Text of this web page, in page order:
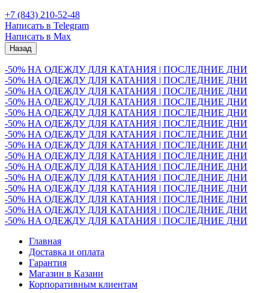
+7 (843) 210-52-48
Написать в Telegram
Написать в Max
Назад
-50% НА ОДЕЖДУ ДЛЯ КАТАНИЯ | ПОСЛЕДНИЕ ДНИ
-50% НА ОДЕЖДУ ДЛЯ КАТАНИЯ | ПОСЛЕДНИЕ ДНИ
-50% НА ОДЕЖДУ ДЛЯ КАТАНИЯ | ПОСЛЕДНИЕ ДНИ
-50% НА ОДЕЖДУ ДЛЯ КАТАНИЯ | ПОСЛЕДНИЕ ДНИ
-50% НА ОДЕЖДУ ДЛЯ КАТАНИЯ | ПОСЛЕДНИЕ ДНИ
-50% НА ОДЕЖДУ ДЛЯ КАТАНИЯ | ПОСЛЕДНИЕ ДНИ
-50% НА ОДЕЖДУ ДЛЯ КАТАНИЯ | ПОСЛЕДНИЕ ДНИ
-50% НА ОДЕЖДУ ДЛЯ КАТАНИЯ | ПОСЛЕДНИЕ ДНИ
-50% НА ОДЕЖДУ ДЛЯ КАТАНИЯ | ПОСЛЕДНИЕ ДНИ
-50% НА ОДЕЖДУ ДЛЯ КАТАНИЯ | ПОСЛЕДНИЕ ДНИ
-50% НА ОДЕЖДУ ДЛЯ КАТАНИЯ | ПОСЛЕДНИЕ ДНИ
-50% НА ОДЕЖДУ ДЛЯ КАТАНИЯ | ПОСЛЕДНИЕ ДНИ
-50% НА ОДЕЖДУ ДЛЯ КАТАНИЯ | ПОСЛЕДНИЕ ДНИ
-50% НА ОДЕЖДУ ДЛЯ КАТАНИЯ | ПОСЛЕДНИЕ ДНИ
-50% НА ОДЕЖДУ ДЛЯ КАТАНИЯ | ПОСЛЕДНИЕ ДНИ
Главная
Доставка и оплата
Гарантия
Магазин в Казани
Корпоративным клиентам